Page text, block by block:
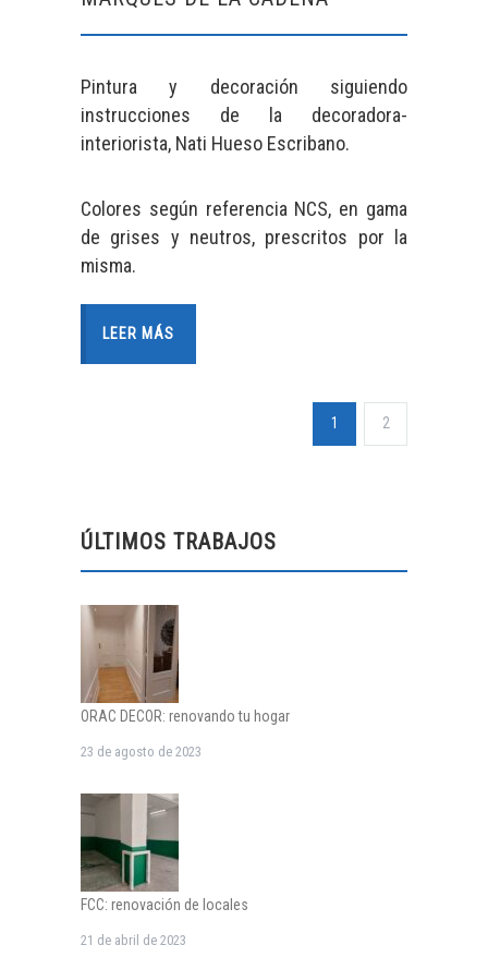
Pintura y decoración siguiendo
instrucciones de la decoradora-
interiorista, Nati Hueso Escribano.
Colores según referencia NCS, en gama
de grises y neutros, prescritos por la
misma.
LEER MÁS
1 2
ÚLTIMOS TRABAJOS
ORAC DECOR: renovando tu hogar
23 de agosto de 2023
FCC: renovación de locales
21 de abril de 2023